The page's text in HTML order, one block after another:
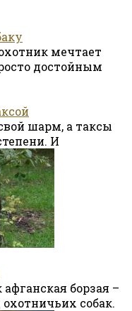
мечтает
достойным
шарм, а таксы
И
борзая –
собак.